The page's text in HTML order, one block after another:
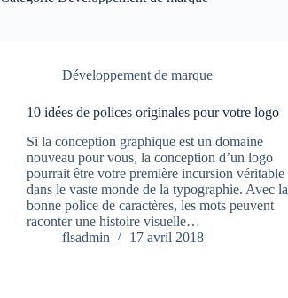
Développement de marque
10 idées de polices originales pour votre logo
Si la conception graphique est un domaine
nouveau pour vous, la conception d’un logo
pourrait être votre première incursion véritable
dans le vaste monde de la typographie. Avec la
bonne police de caractères, les mots peuvent
raconter une histoire visuelle…
flsadmin
17 avril 2018